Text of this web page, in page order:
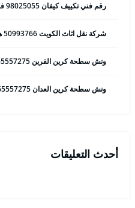
رقم فني تكييف كيفان 98025055 فني تكييف مركزي 24 ساعة
شركة نقل اثاث الكويت 50993766 هاف لوري وانيت نقل عفش
ونش سطحة كرين القرين 65557275 ونش سحب وانقاذ سيارات
ونش سطحة كرين العدان 65557275 ونش سحب وانقاذ سيارات
أحدث التعليقات